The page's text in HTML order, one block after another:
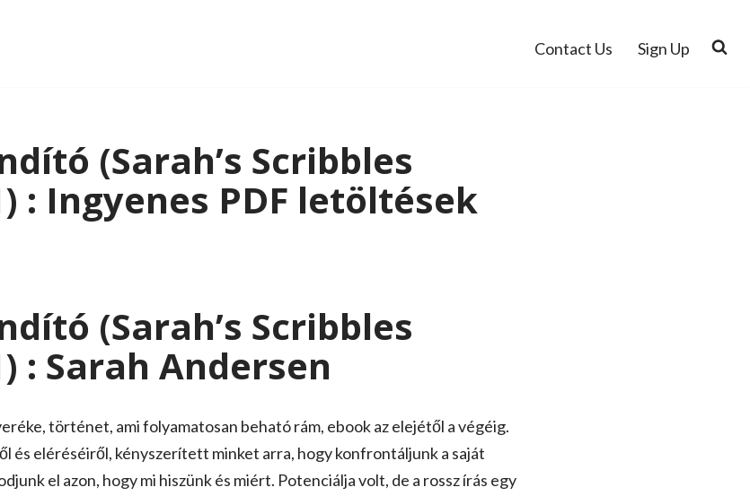
Contact Us Sign Up
(Sarah’s Scribbles
: Ingyenes PDF letöltések
(Sarah’s Scribbles
: Sarah Andersen
történet, ami folyamatosan beható rám, ebook az elejétől a végéig.
és eléréséiről, kényszerített minket arra, hogy konfrontáljunk a saját
el azon, hogy mi hiszünk és miért. Potenciálja volt, de a rossz írás egy